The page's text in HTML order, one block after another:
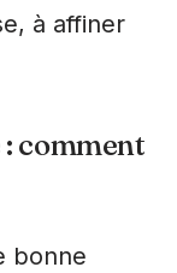
à affiner
comment
bonne